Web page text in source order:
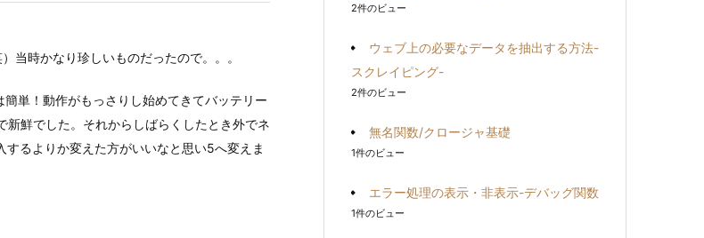
当時かなり珍しいものだったので。。。
単！動作がもっさりし始めてきてバッテリー
鮮でした。それからしばらくしたとき外でネ
るよりか変えた方がいいなと思い5へ変えま
2件のビュー
ウェブ上の必要なデータを抽出する方法-
スクレイピング-
2件のビュー
無名関数/クロージャ基礎
1件のビュー
エラー処理の表示・非表示-デバッグ関数
1件のビュー